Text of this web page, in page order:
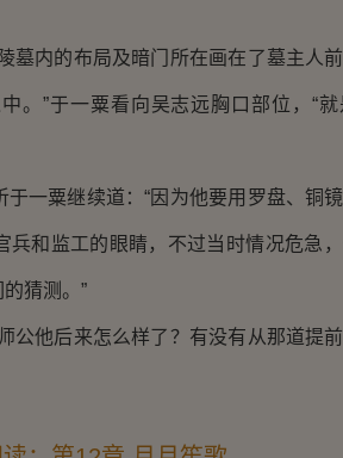
内的布局及暗门所在画在了墓主人
。”于一粟看向吴志远胸口部位，“
粟继续道：“因为他要用罗盘、铜
兵和监工的眼睛，不过当时情况危急
猜测。”
后来怎么样了？有没有从那道提前